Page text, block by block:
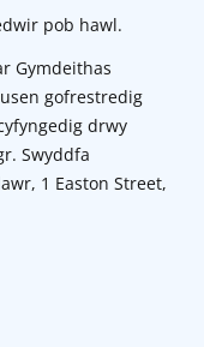
pob hawl.
Gymdeithas
gofrestredig
drwy
Swyddfa
1 Easton Street,